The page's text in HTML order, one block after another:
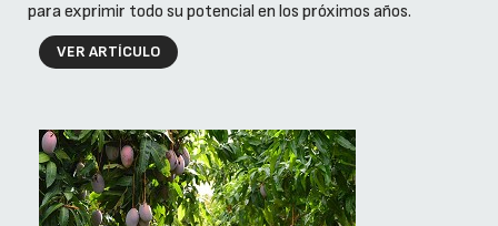
para exprimir todo su potencial en los próximos años.
VER ARTÍCULO